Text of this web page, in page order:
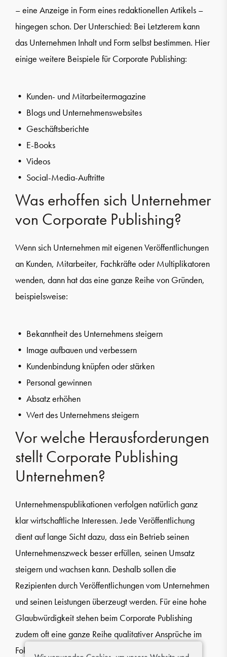
– eine Anzeige in Form eines redaktionellen Artikels –
hingegen schon. Der Unterschied: Bei Letzterem kann
das Unternehmen Inhalt und Form selbst bestimmen. Hier
einige weitere Beispiele für Corporate Publishing:
• Kunden- und Mitarbeitermagazine
• Blogs und Unternehmenswebsites
• Geschäftsberichte
• E-Books
• Videos
• Social-Media-Auftritte
Was erhoffen sich Unternehmer
von Corporate Publishing?
Wenn sich Unternehmen mit eigenen Veröffentlichungen
an Kunden, Mitarbeiter, Fachkräfte oder Multiplikatoren
wenden, dann hat das eine ganze Reihe von Gründen,
beispielsweise:
• Bekanntheit des Unternehmens steigern
• Image aufbauen und verbessern
• Kundenbindung knüpfen oder stärken
• Personal gewinnen
• Absatz erhöhen
• Wert des Unternehmens steigern
Vor welche Herausforderungen
stellt Corporate Publishing
Unternehmen?
Unternehmenspublikationen verfolgen natürlich ganz
klar wirtschaftliche Interessen. Jede Veröffentlichung
dient auf lange Sicht dazu, dass ein Betrieb seinen
Unternehmenszweck besser erfüllen, seinen Umsatz
steigern und wachsen kann. Deshalb sollen die
Rezipienten durch Veröffentlichungen vom Unternehmen
und seinen Leistungen überzeugt werden. Für eine hohe
Glaubwürdigkeit stehen beim Corporate Publishing
zudem oft eine ganze Reihe qualitativer Ansprüche im
Fokus: